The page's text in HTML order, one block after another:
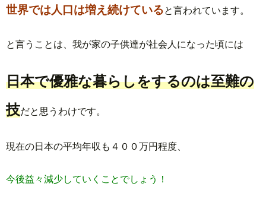
世界では人口は増え続けていると言われています。
と言うことは、我が家の子供達が社会人になった頃には
日本で優雅な暮らしをするのは至難の
技だと思うわけです。
現在の日本の平均年収も４００万円程度、
今後益々減少していくことでしょう！